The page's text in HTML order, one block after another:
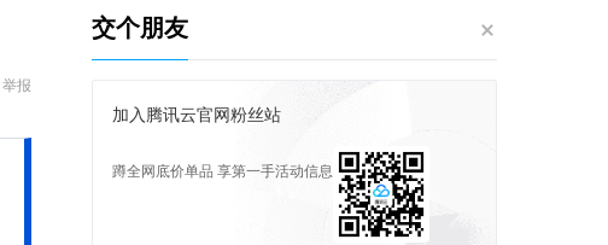
举报
交个朋友
加入腾讯云官网粉丝站
蹲全网底价单品 享第一手活动信息